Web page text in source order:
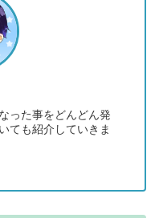
った事をどんどん発
ても紹介していきま